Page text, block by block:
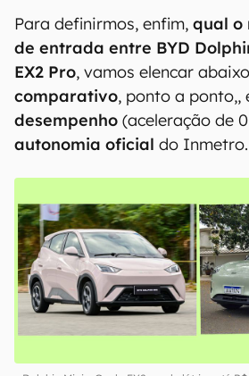
Para definirmos, enfim, qual o
de entrada entre BYD
EX2 Pro, vamos elencar
comparativo, ponto a ponto,,
desempenho (aceleração de
autonomia oficial do Inmetro.